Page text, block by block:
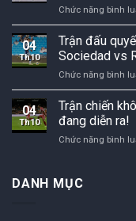
Chức năng bình
04
Th10
Trận đấu
Sociedad vs
Chức năng bình
04
Th10
Trận chiến
đang diễn ra!
Chức năng bình
DANH MỤC